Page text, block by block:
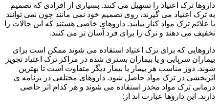
داروها ترک اعتیاد را تسهیل می کنند. بسیاری از افرادی که تصمیم
به ترک اعتیاد می گیرند، روی تصمیم خود نمی مانند چون نمی توانند
با علائم ترک مواد کنار بیایند. داروهای خاصی هستند که این حالات را
تخفیف می دهند و ترک را برای فرد آسان تر می کنند.
داروهایی که برای ترک اعتیاد استفاده می شوند ممکن است برای
بیماران سرپایی و یا بیماران بستری شده در مراکز ترک اعتیاد تجویز
شوند. دوز مناسب هر بیمار با بیمار دیگر متفاوت است تا بهترین
اثربخشی در ترک مواد حاصل شود. داروهای مختلفی در برنامه ی
درمانی ترک مواد مخدر استفاده می شوند و هر کدام اثر خاصی
دارند. این داروها عبارت اند از: